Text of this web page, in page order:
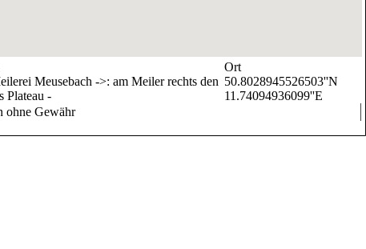
Ort
Meusebach ->: am Meiler rechts den
Plateau -
50.8028945526503''N
11.74094936099''E
ohne Gewähr